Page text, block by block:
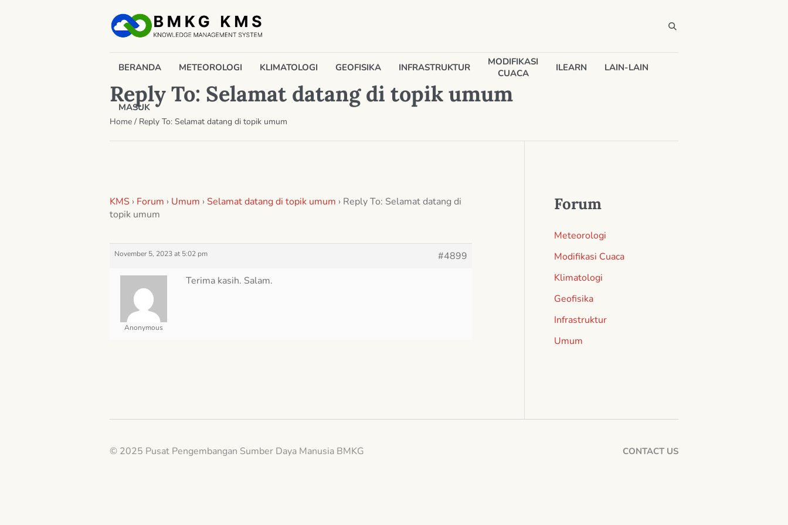
BERANDA METEOROLOGI KLIMATOLOGI GEOFISIKA INFRASTRUKTUR
MODIFIKASI
CUACA
ILEARN LAIN-LAIN
MASUK
Reply To: Selamat datang di topik umum
Home / Reply To: Selamat datang di topik umum
KMS › Forum › Umum › Selamat datang di topik umum › Reply To: Selamat datang di
topik umum
November 5, 2023 at 5:02 pm #4899
Anonymous
Terima kasih. Salam.
Forum
Meteorologi
Modifikasi Cuaca
Klimatologi
Geofisika
Infrastruktur
Umum
CONTACT US
© 2025 Pusat Pengembangan Sumber Daya Manusia BMKG